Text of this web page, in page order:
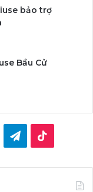
bảo trợ
Bầu Cử